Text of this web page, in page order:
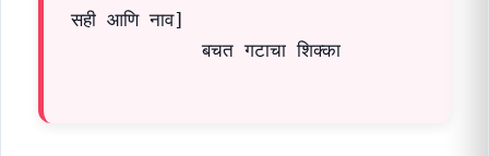
सही आणि नाव]
            बचत गटाचा शिक्का